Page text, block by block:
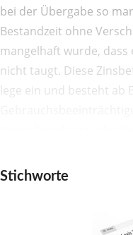
bei der Übergabe so
Bestandzeit ohne
mangelhaft wurde, dass
nicht taugt. Diese
lege ein und besteht
Stichworte